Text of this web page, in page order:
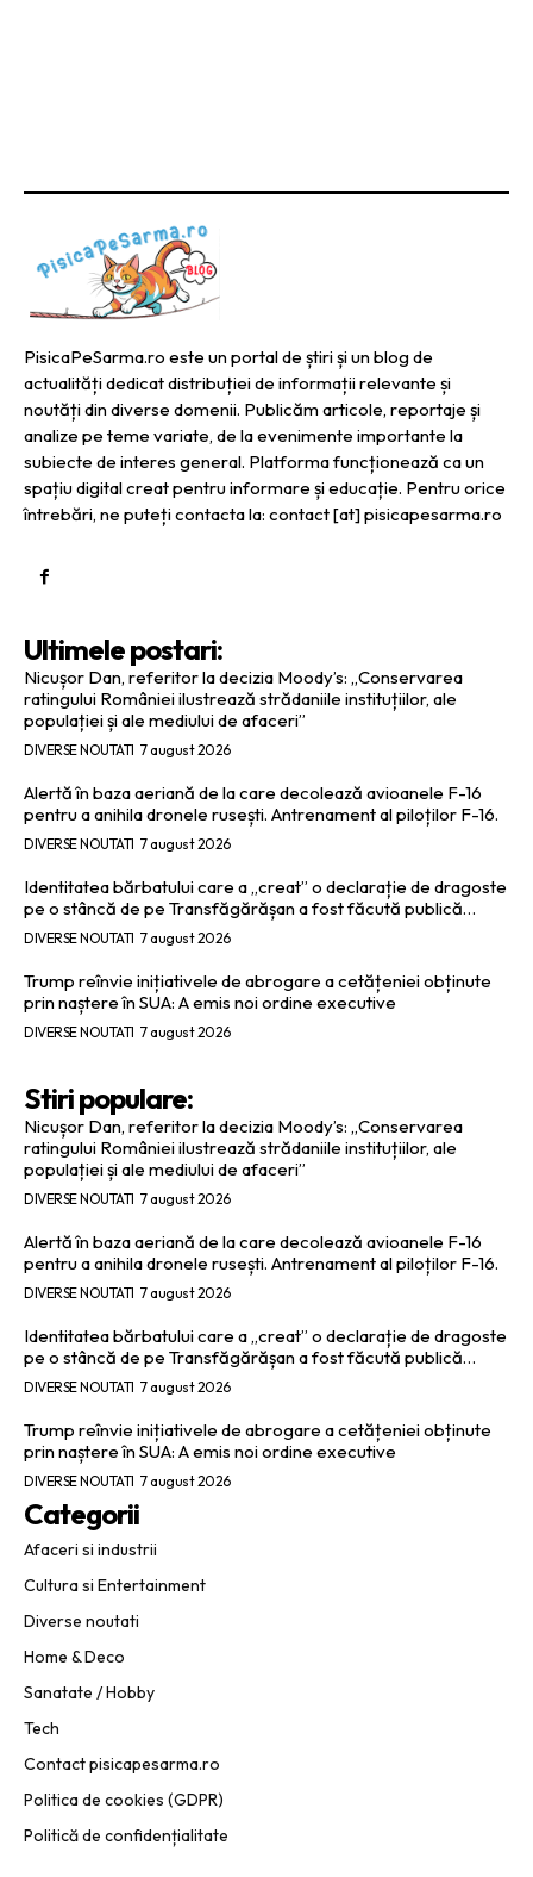
PisicaPeSarma.ro este un portal de știri și un blog de
actualități dedicat distribuției de informații relevante și
noutăți din diverse domenii. Publicăm articole, reportaje și
analize pe teme variate, de la evenimente importante la
subiecte de interes general. Platforma funcționează ca un
spațiu digital creat pentru informare și educație. Pentru orice
întrebări, ne puteți contacta la: contact [at] pisicapesarma.ro
Ultimele postari:
Nicușor Dan, referitor la decizia Moody’s: „Conservarea
ratingului României ilustrează strădaniile instituțiilor, ale
populației și ale mediului de afaceri”
DIVERSE NOUTATI 7 august 2026
Alertă în baza aeriană de la care decolează avioanele F-16
pentru a anihila dronele rusești. Antrenament al piloților F-16.
DIVERSE NOUTATI 7 august 2026
Identitatea bărbatului care a „creat” o declarație de dragoste
pe o stâncă de pe Transfăgărășan a fost făcută publică…
DIVERSE NOUTATI 7 august 2026
Trump reînvie inițiativele de abrogare a cetățeniei obținute
prin naștere în SUA: A emis noi ordine executive
DIVERSE NOUTATI 7 august 2026
Stiri populare:
Nicușor Dan, referitor la decizia Moody’s: „Conservarea
ratingului României ilustrează strădaniile instituțiilor, ale
populației și ale mediului de afaceri”
DIVERSE NOUTATI 7 august 2026
Alertă în baza aeriană de la care decolează avioanele F-16
pentru a anihila dronele rusești. Antrenament al piloților F-16.
DIVERSE NOUTATI 7 august 2026
Identitatea bărbatului care a „creat” o declarație de dragoste
pe o stâncă de pe Transfăgărășan a fost făcută publică…
DIVERSE NOUTATI 7 august 2026
Trump reînvie inițiativele de abrogare a cetățeniei obținute
prin naștere în SUA: A emis noi ordine executive
DIVERSE NOUTATI 7 august 2026
Categorii
Afaceri si industrii
Cultura si Entertainment
Diverse noutati
Home & Deco
Sanatate / Hobby
Tech
Contact pisicapesarma.ro
Politica de cookies (GDPR)
Politică de confidențialitate